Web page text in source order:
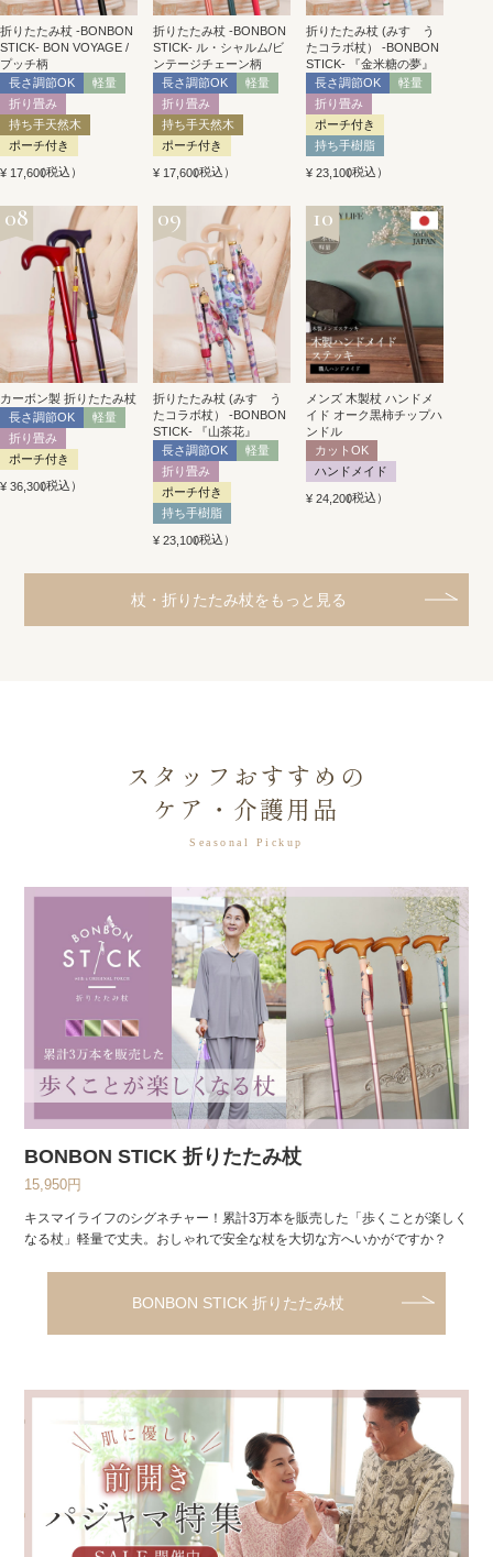
折りたたみ杖 -BONBON
STICK- BON VOYAGE /
プッチ柄
長さ調節OK
軽量
折り畳み
持ち手天然木
ポーチ付き
¥ 17,600税込
折りたたみ杖 -BONBON
STICK- ル・シャルム/ビ
ンテージチェーン柄
長さ調節OK
軽量
折り畳み
持ち手天然木
ポーチ付き
¥ 17,600税込
折りたたみ杖 (みすゞう
たコラボ杖） -BONBON
STICK- 『金米糖の夢』
長さ調節OK
軽量
折り畳み
ポーチ付き
持ち手樹脂
¥ 23,100税込
カーボン製 折りたたみ杖
長さ調節OK
軽量
折り畳み
ポーチ付き
¥ 36,300税込
折りたたみ杖 (みすゞう
たコラボ杖） -BONBON
STICK- 『山茶花』
長さ調節OK
軽量
折り畳み
ポーチ付き
持ち手樹脂
¥ 23,100税込
メンズ 木製杖 ハンドメ
イド オーク黒柿チップハ
ンドル
カットOK
ハンドメイド
¥ 24,200税込
杖・折りたたみ杖をもっと見る
スタッフおすすめの
ケア・介護用品
Seasonal Pickup
BONBON STICK 折りたたみ杖
15,950円
キスマイライフのシグネチャー！累計3万本を販売した「歩くことが楽しく
なる杖」軽量で丈夫。おしゃれで安全な杖を大切な方へいかがですか？
BONBON STICK 折りたたみ杖